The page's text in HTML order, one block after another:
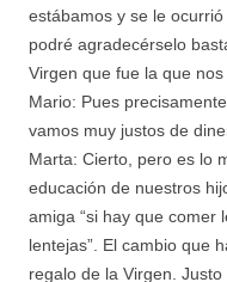
estábamos y se le
podré agradecérselo
Virgen que fue la que nos
Mario: Pues
vamos muy justos de
Marta: Cierto, pero es lo
educación de nuestros
amiga “si hay que comer
lentejas”. El cambio que
regalo de la Virgen.